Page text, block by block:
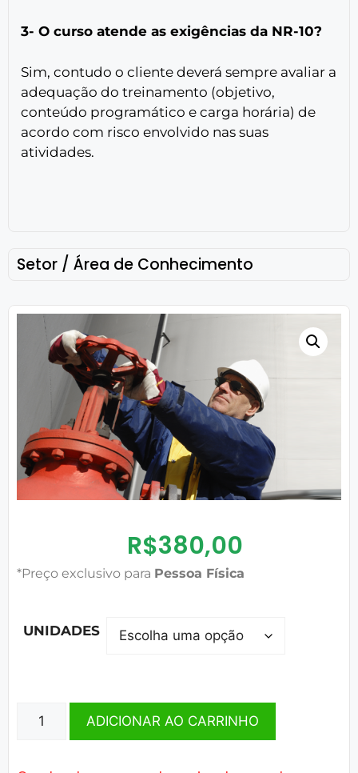
3- O curso atende as exigências da NR-10?
Sim, contudo o cliente deverá sempre avaliar a
adequação do treinamento (objetivo,
conteúdo programático e carga horária) de
acordo com risco envolvido nas suas
atividades.
Setor / Área de Conhecimento
R$380,00
*Preço exclusivo para Pessoa Física
UNIDADES
ADICIONAR AO CARRINHO